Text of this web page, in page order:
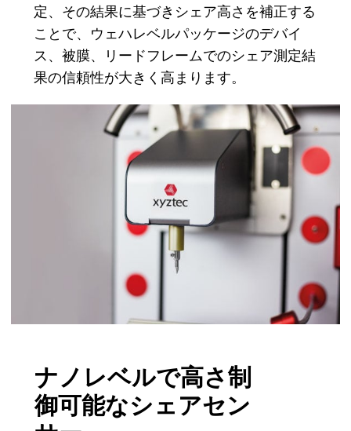
定、その結果に基づきシェア高さを補正する
ことで、ウェハレベルパッケージのデバイ
ス、被膜、リードフレームでのシェア測定結
果の信頼性が大きく高まります。
ナノレベルで高さ制
御可能なシェアセン